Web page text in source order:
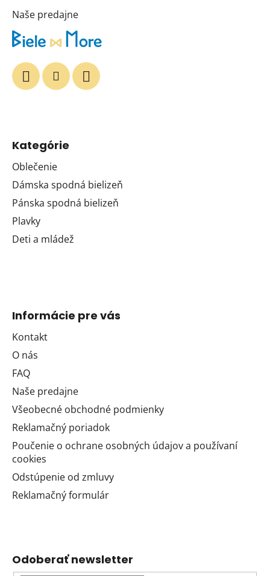
Naše predajne
Kategórie
Oblečenie
Dámska spodná bielizeň
Pánska spodná bielizeň
Plavky
Deti a mládež
Informácie pre vás
Kontakt
O nás
FAQ
Naše predajne
Všeobecné obchodné podmienky
Reklamačný poriadok
Poučenie o ochrane osobných údajov a používaní
cookies
Odstúpenie od zmluvy
Reklamačný formulár
Odoberať newsletter